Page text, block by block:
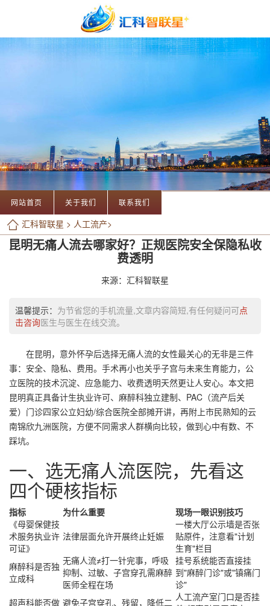
网站首页 关于我们 联系我们
汇科智联星 > 人工流产>
昆明无痛人流去哪家好？正规医院安全保隐私收
费透明
来源：汇科智联星
温馨提示： 为节省您的手机流量,文章内容简短,有任何疑问可点
击咨询医生与医生在线交流。
在昆明，意外怀孕后选择无痛人流的女性最关心的无非是三件
事：安全、隐私、费用。手术再小也关乎子宫与未来生育能力，公
立医院的技术沉淀、应急能力、收费透明天然更让人安心。本文把
昆明真正具备计生执业许可、 麻醉科独立建制、 PAC（流产后关
爱）门诊四家公立妇幼/综合医院全部摊开讲，再附上市民熟知的云
南锦欣九洲医院，方便不同需求人群横向比较，做到心中有数、不
踩坑。
一、选无痛人流医院，先看这
四个硬核指标
指标 为什么重要
现场一眼识别技巧
《母婴保健技
术服务执业许
可证》
法律层面允许开展终止妊娠
一楼大厅公示墙是否张
贴原件，注意看"计划
生育"栏目
麻醉科是否独
立成科
无痛人流≠打一针完事，呼吸
抑制、过敏、子宫穿孔需麻醉
医师全程在场
挂号系统能否直接挂
到"麻醉门诊"或"镇痛门
诊"
超声科能否做 避免子宫穿孔、残留，降低二 人工流产室门口是否挂